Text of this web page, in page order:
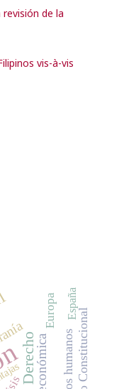
de la
vis-à-vis
Europa España